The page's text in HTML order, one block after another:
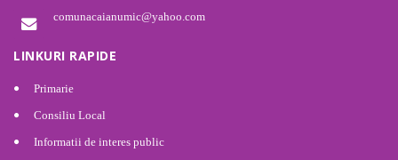
comunacaianumic@yahoo.com
LINKURI RAPIDE
Primarie
Consiliu Local
Informatii de interes public